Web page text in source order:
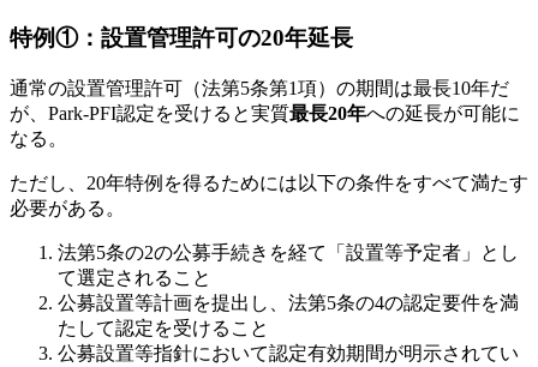
特例①：設置管理許可の20年延長
通常の設置管理許可（法第5条第1項）の期間は最長10年だ
が、Park-PFI認定を受けると実質最長20年への延長が可能に
なる。
ただし、20年特例を得るためには以下の条件をすべて満たす
必要がある。
法第5条の2の公募手続きを経て「設置等予定者」とし
て選定されること
公募設置等計画を提出し、法第5条の4の認定要件を満
たして認定を受けること
公募設置等指針において認定有効期間が明示されてい